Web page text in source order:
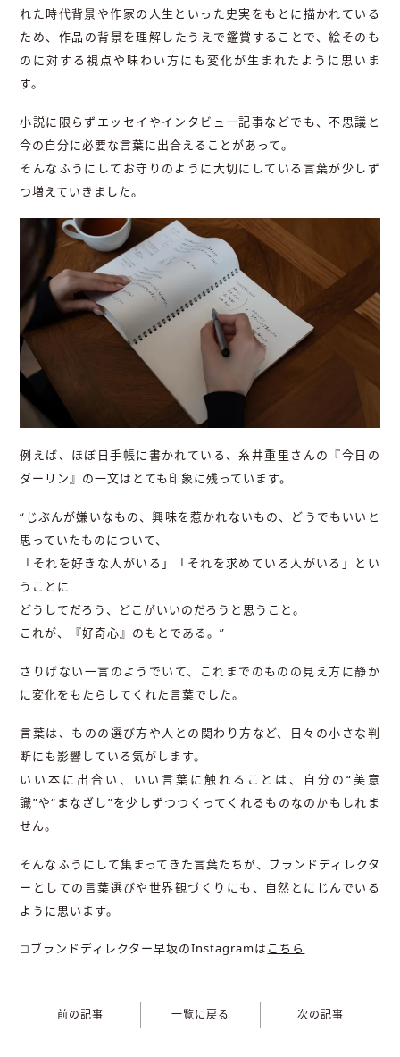
れた時代背景や作家の人生といった史実をもとに描かれている
ため、作品の背景を理解したうえで鑑賞することで、絵そのも
のに対する視点や味わい方にも変化が生まれたように思いま
す。
小説に限らずエッセイやインタビュー記事などでも、不思議と
今の自分に必要な言葉に出合えることがあって。
そんなふうにしてお守りのように大切にしている言葉が少しず
つ増えていきました。
例えば、ほぼ日手帳に書かれている、糸井重里さんの『今日の
ダーリン』の一文はとても印象に残っています。
“じぶんが嫌いなもの、興味を惹かれないもの、どうでもいいと
思っていたものについて、
「それを好きな人がいる」「それを求めている人がいる」とい
うことに
どうしてだろう、どこがいいのだろうと思うこと。
これが、『好奇心』のもとである。”
さりげない一言のようでいて、これまでのものの見え方に静か
に変化をもたらしてくれた言葉でした。
言葉は、ものの選び方や人との関わり方など、日々の小さな判
断にも影響している気がします。
いい本に出合い、いい言葉に触れることは、自分の“美意
識”や“まなざし”を少しずつつくってくれるものなのかもしれま
せん。
そんなふうにして集まってきた言葉たちが、ブランドディレクタ
ーとしての言葉選びや世界観づくりにも、自然とにじんでいる
ように思います。
◻︎ブランドディレクター早坂のInstagramはこちら
前の記事 一覧に戻る 次の記事